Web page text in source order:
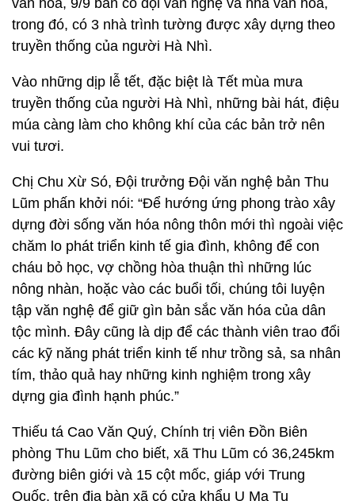
văn hóa, 9/9 bản có đội văn nghệ và nhà văn hóa,
trong đó, có 3 nhà trình tường được xây dựng theo
truyền thống của người Hà Nhì.
Vào những dịp lễ tết, đặc biệt là Tết mùa mưa
truyền thống của người Hà Nhì, những bài hát, điệu
múa càng làm cho không khí của các bản trở nên
vui tươi.
Chị Chu Xừ Só, Đội trưởng Đội văn nghệ bản Thu
Lũm phấn khởi nói: “Để hướng ứng phong trào xây
dựng đời sống văn hóa nông thôn mới thì ngoài việc
chăm lo phát triển kinh tế gia đình, không để con
cháu bỏ học, vợ chồng hòa thuận thì những lúc
nông nhàn, hoặc vào các buổi tối, chúng tôi luyện
tập văn nghệ để giữ gìn bản sắc văn hóa của dân
tộc mình. Đây cũng là dịp để các thành viên trao đổi
các kỹ năng phát triển kinh tế như trồng sả, sa nhân
tím, thảo quả hay những kinh nghiệm trong xây
dựng gia đình hạnh phúc.”
Thiếu tá Cao Văn Quý, Chính trị viên Đồn Biên
phòng Thu Lũm cho biết, xã Thu Lũm có 36,245km
đường biên giới và 15 cột mốc, giáp với Trung
Quốc, trên địa bàn xã có cửa khẩu U Ma Tu